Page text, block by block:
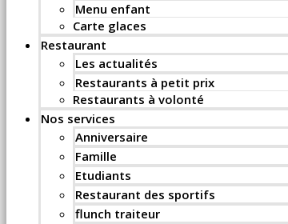
Menu enfant
Carte glaces
Restaurant
Les actualités
Restaurants à petit prix
Restaurants à volonté
Nos services
Anniversaire
Famille
Etudiants
Restaurant des sportifs
flunch traiteur